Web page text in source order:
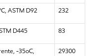
ASTM D92 232
D445 83
-35oC,
29300